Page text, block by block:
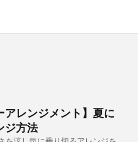
アレンジメント】夏に
ジ方法